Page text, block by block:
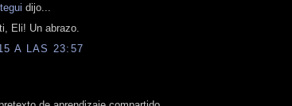
dijo...
Eli! Un abrazo.
A LAS 23:57